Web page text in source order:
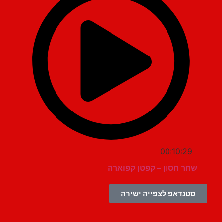
00:10:29
שחר חסון – קפטן קפוארה
סטנדאפ לצפייה ישירה